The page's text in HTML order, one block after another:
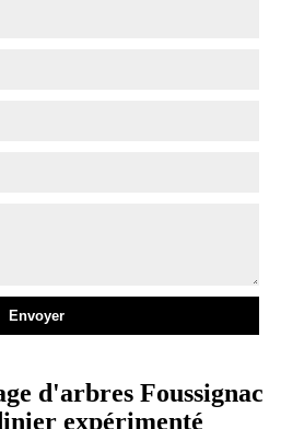
d'arbres Foussignac
expérimenté